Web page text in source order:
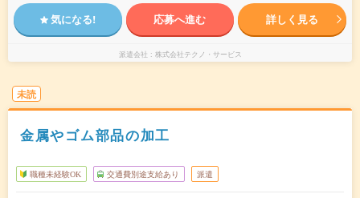
気になる! 応募へ進む 詳しく見る
派遣会社 株式会社テクノ・サービス
未読
金属やゴム部品の加工
職種未経験OK 交通費別途支給あり 派遣